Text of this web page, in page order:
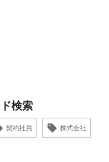
検索
契約社員 株式会社